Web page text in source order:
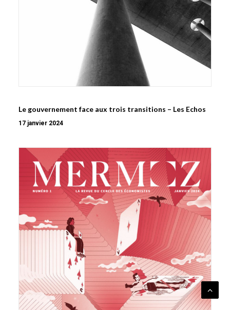
Le gouvernement face aux trois transitions – Les Echos
17 janvier 2024